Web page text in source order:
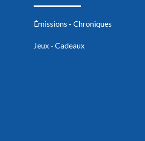
Émissions - Chroniques
Jeux - Cadeaux